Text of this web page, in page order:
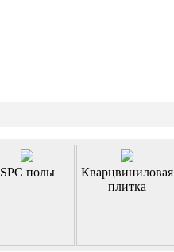
SPC полы
Кварцвиниловая
плитка